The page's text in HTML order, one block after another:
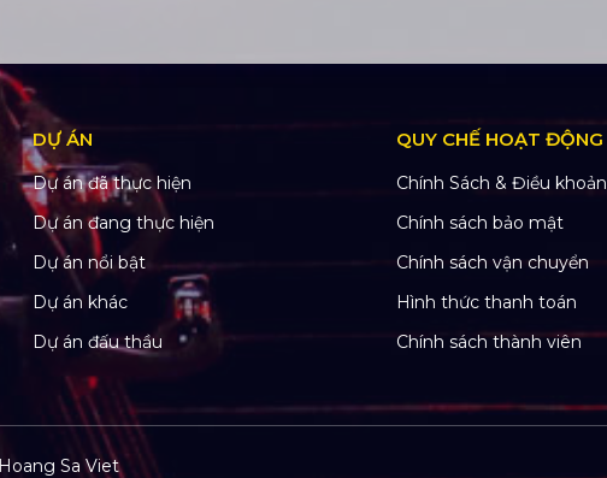
DỰ ÁN
Dự án đã thực hiện
Dự án đang thực hiện
Dự án nổi bật
Dự án khác
Dự án đấu thầu
QUY CHẾ HOẠT ĐỘNG
Chính Sách & Điều khoản
Chính sách bảo mật
Chính sách vận chuyển
Hình thức thanh toán
Chính sách thành viên
Hoang Sa Viet